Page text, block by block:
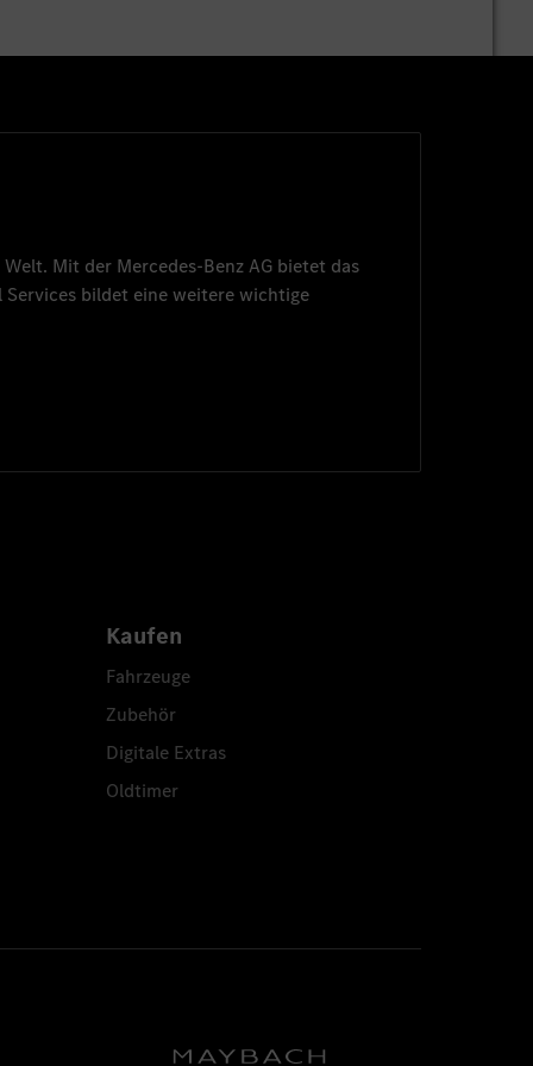
Mit der Mercedes-Benz AG bietet das
Services bildet eine weitere wichtige
Kaufen
Fahrzeuge
Zubehör
Digitale Extras
Oldtimer